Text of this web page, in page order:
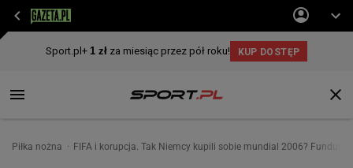
Piłka nożna FIFA i korupcja. Tak Niemcy kupili sobie mundial 2006?